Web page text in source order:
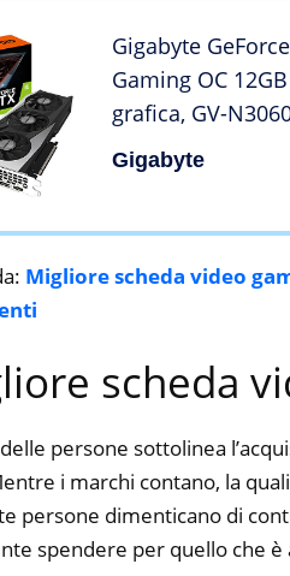
Gigabyte
Gaming OC
grafica, GV-
12GD V2,
Gigabyte
Migliore scheda video
scheda
persone sottolinea
i marchi contano, la
persone dimenticano di
spendere per quello che